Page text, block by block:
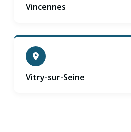
Vincennes
Vitry-sur-Seine